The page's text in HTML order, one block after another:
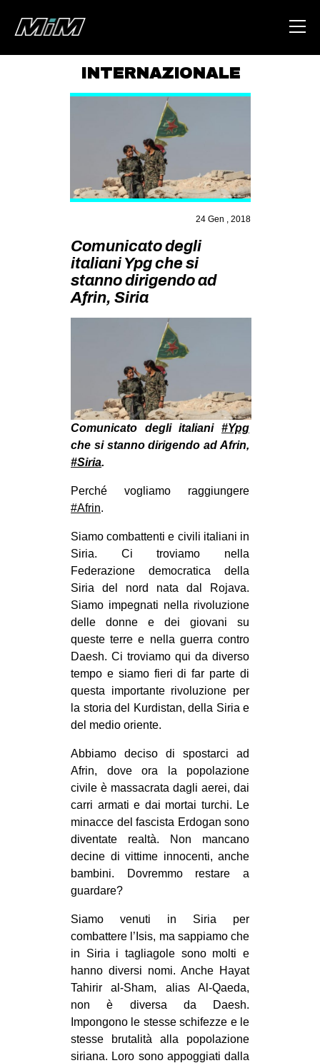
ABOUT
AREA
DEGENERAZIONE
GAZA FREESTYLE
MSM
STUDENTI TSUNAMI
MILANO
MOBILITAZIONI
SPAZI
SPORT POPOLARE
MOVIMENTI
AMBIENTE
MIGRAZIONI
PRECARIATO
REPRESSIONE
STUDENTI
CULTURE
ARTE
CINEMA
MANIFESTI
MUSICA
RECENSIONI
INTERNAZIONALE
AFRICA
AMERICHE
ESTREMO ORIENTE
MEDIO ORIENTE
MONDO
in
Fb
INTERNAZIONALE
24 Gen , 2018
Comunicato degli
italiani Ypg che si
stanno dirigendo ad
Afrin, Siria
Comunicato degli italiani #Ypg
che si stanno dirigendo ad Afrin,
#Siria.
Perché vogliamo raggiungere
#Afrin.
Siamo combattenti e civili italiani in
Siria. Ci troviamo nella
Federazione democratica della
Siria del nord nata dal Rojava.
Siamo impegnati nella rivoluzione
delle donne e dei giovani su
queste terre e nella guerra contro
Daesh. Ci troviamo qui da diverso
tempo e siamo fieri di far parte di
questa importante rivoluzione per
la storia del Kurdistan, della Siria e
del medio oriente.
Abbiamo deciso di spostarci ad
Afrin, dove ora la popolazione
civile è massacrata dagli aerei, dai
carri armati e dai mortai turchi. Le
minacce del fascista Erdogan sono
diventate realtà. Non mancano
decine di vittime innocenti, anche
bambini. Dovremmo restare a
guardare?
Siamo venuti in Siria per
combattere l’Isis, ma sappiamo che
in Siria i tagliagole sono molti e
hanno diversi nomi. Anche Hayat
Tahirir al-Sham, alias Al-Qaeda,
non è diversa da Daesh.
Impongono le stesse schifezze e le
stesse brutalità alla popolazione
siriana. Loro sono appoggiati dalla